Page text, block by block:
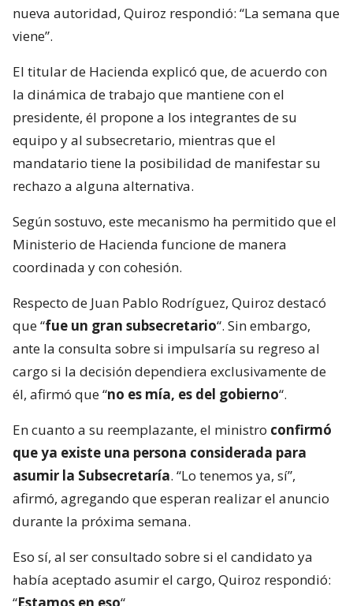
nueva autoridad, Quiroz respondió: “La semana que
viene”.
El titular de Hacienda explicó que, de acuerdo con
la dinámica de trabajo que mantiene con el
presidente, él propone a los integrantes de su
equipo y al subsecretario, mientras que el
mandatario tiene la posibilidad de manifestar su
rechazo a alguna alternativa.
Según sostuvo, este mecanismo ha permitido que el
Ministerio de Hacienda funcione de manera
coordinada y con cohesión.
Respecto de Juan Pablo Rodríguez, Quiroz destacó
que “fue un gran subsecretario“. Sin embargo,
ante la consulta sobre si impulsaría su regreso al
cargo si la decisión dependiera exclusivamente de
él, afirmó que “no es mía, es del gobierno“.
En cuanto a su reemplazante, el ministro confirmó
que ya existe una persona considerada para
asumir la Subsecretaría. “Lo tenemos ya, sí”,
afirmó, agregando que esperan realizar el anuncio
durante la próxima semana.
Eso sí, al ser consultado sobre si el candidato ya
había aceptado asumir el cargo, Quiroz respondió: